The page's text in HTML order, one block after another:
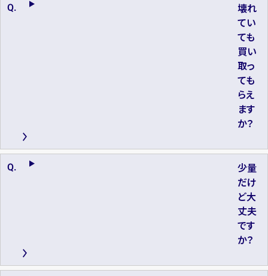
壊れ
てい
ても
買い
取っ
ても
らえ
ます
か？
少量
だけ
ど大
丈夫
です
か？